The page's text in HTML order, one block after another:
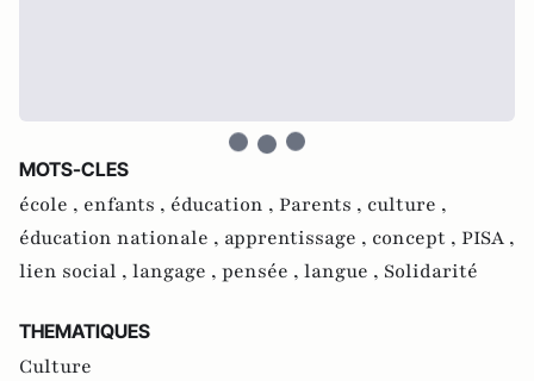
MOTS-CLES
école , enfants , éducation , Parents , culture ,
éducation nationale , apprentissage , concept , PISA ,
lien social , langage , pensée , langue , Solidarité
THEMATIQUES
Culture